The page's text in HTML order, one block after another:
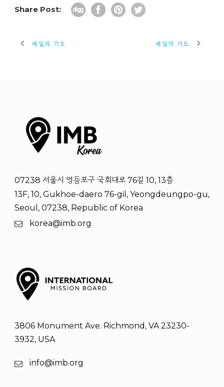
Share Post:
매일의 기도 매일의 기도
07238 서울시 영등포구 국회대로 76길 10, 13층
13F, 10, Gukhoe-daero 76-gil, Yeongdeungpo-gu,
Seoul, 07238, Republic of Korea
korea@imb.org
3806 Monument Ave. Richmond, VA 23230-
3932, USA
info@imb.org